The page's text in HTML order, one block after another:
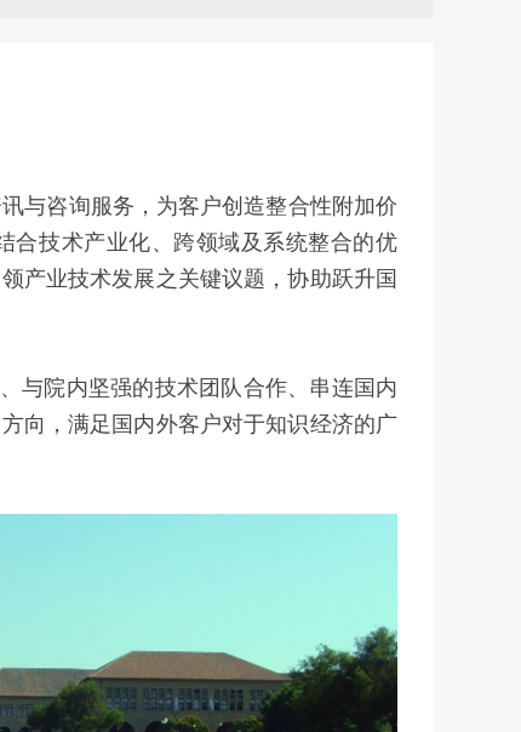
与咨询服务，为客户创造整合性附加价
合技术产业化、跨领域及系统整合的优
产业技术发展之关键议题，协助跃升国
与院内坚强的技术团队合作、串连国内
向，满足国内外客户对于知识经济的广